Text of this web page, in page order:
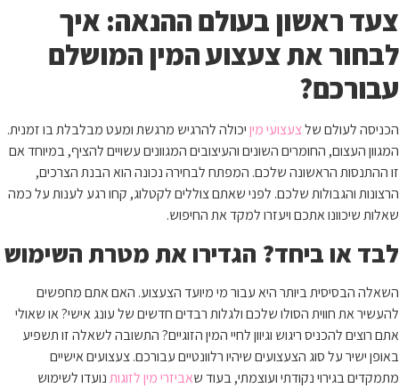
צעד ראשון בעולם ההנאה: איך
לבחור את צעצוע המין המושלם
עבורכם?
הכניסה לעולם שלצעצועי מיןיכולה להרגיש מרגשת ומעט מבלבלת בו זמנית.
המגוון העצום, החומרים השונים והעיצובים המגוונים עשויים להציף, במיוחד אם
זו ההתנסות הראשונה שלכם. המפתח לבחירה נכונה הוא הבנת הצרכים,
הרצונות והגבולות שלכם. לפני שאתם צוללים לקטלוג, קחו רגע לענות על כמה
שאלות שיכוונו אתכם ויעזרו למקד את החיפוש.
לבד או ביחד? הגדירו את מטרת השימוש
השאלה הבסיסית ביותר היא עבור מי מיועד הצעצוע. האם אתם מחפשים
להעשיר את חווית הסולו שלכם ולגלות רבדים חדשים של עונג אישי? או שאולי
אתם רוצים להכניס ריגוש וגיוון לחיי המין הזוגיים? התשובה לשאלה זו תשפיע
באופן ישיר על סוג הצעצועים שיהיו רלוונטיים עבורכם. צעצועים אישיים
מתמקדים בגירוי נקודתי ועוצמתי, בעוד שאביזרי מין לזוגותנועדו לשימוש